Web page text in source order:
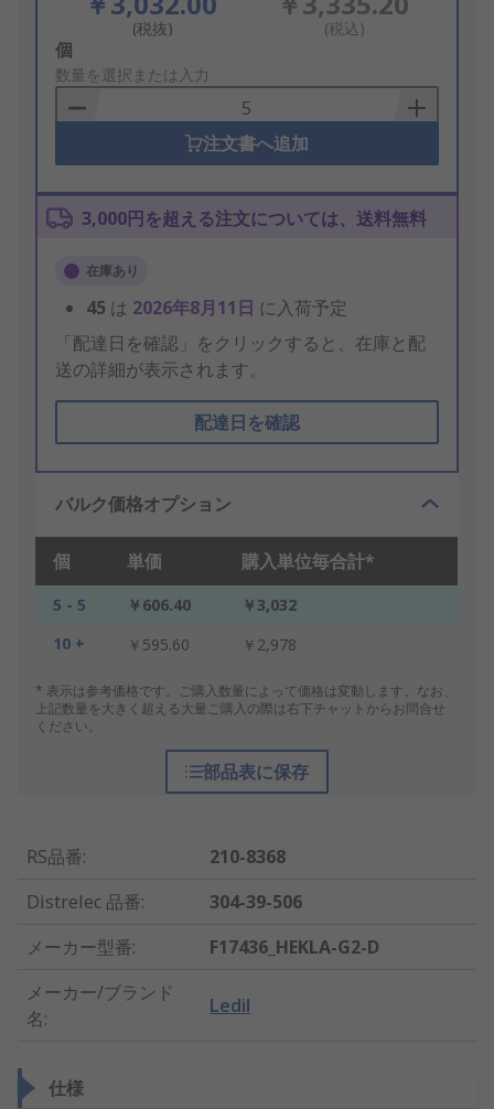
(税抜) (税込)
Add
to
Basket
個
数量を選択または入力
注文書へ追加
3,000円を超える注文については、送料無料
在庫あり
45 は 2026年8月11日 に入荷予定
「配達日を確認」をクリックすると、在庫と配
送の詳細が表示されます。
配達日を確認
バルク価格オプション
個 単価 購入単位毎合計*
5 - 5 ￥606.40
￥3,032
10 +
￥595.60 ￥2,978
* 表示は参考価格です。ご購入数量によって価格は変動します。なお、
上記数量を大きく超える大量ご購入の際は右下チャットからお問合せ
ください。
部品表に保存
RS品番:
210-8368
Distrelec 品番:
304-39-506
メーカー型番:
F17436_HEKLA-G2-D
メーカー/ブランド
名:
Ledil
仕様